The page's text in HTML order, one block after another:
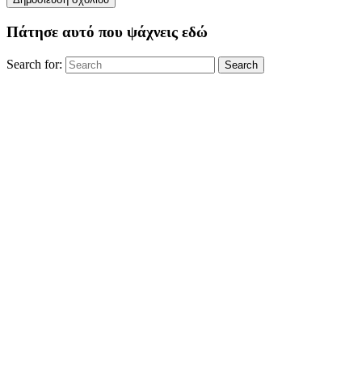
Πάτησε αυτό που ψάχνεις εδώ
Search for: Search